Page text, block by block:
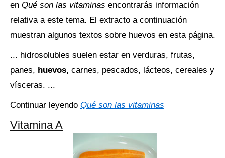
en Qué son las vitaminas encontrarás información
relativa a este tema. El extracto a continuación
muestran algunos textos sobre huevos en esta página.
... hidrosolubles suelen estar en verduras, frutas,
panes, huevos, carnes, pescados, lácteos, cereales y
vísceras. ...
Continuar leyendo Qué son las vitaminas
Vitamina A